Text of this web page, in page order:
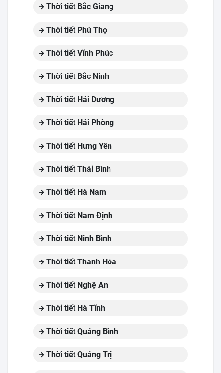
Thời tiết Bắc Giang
Thời tiết Phú Thọ
Thời tiết Vĩnh Phúc
Thời tiết Bắc Ninh
Thời tiết Hải Dương
Thời tiết Hải Phòng
Thời tiết Hưng Yên
Thời tiết Thái Bình
Thời tiết Hà Nam
Thời tiết Nam Định
Thời tiết Ninh Bình
Thời tiết Thanh Hóa
Thời tiết Nghệ An
Thời tiết Hà Tĩnh
Thời tiết Quảng Bình
Thời tiết Quảng Trị